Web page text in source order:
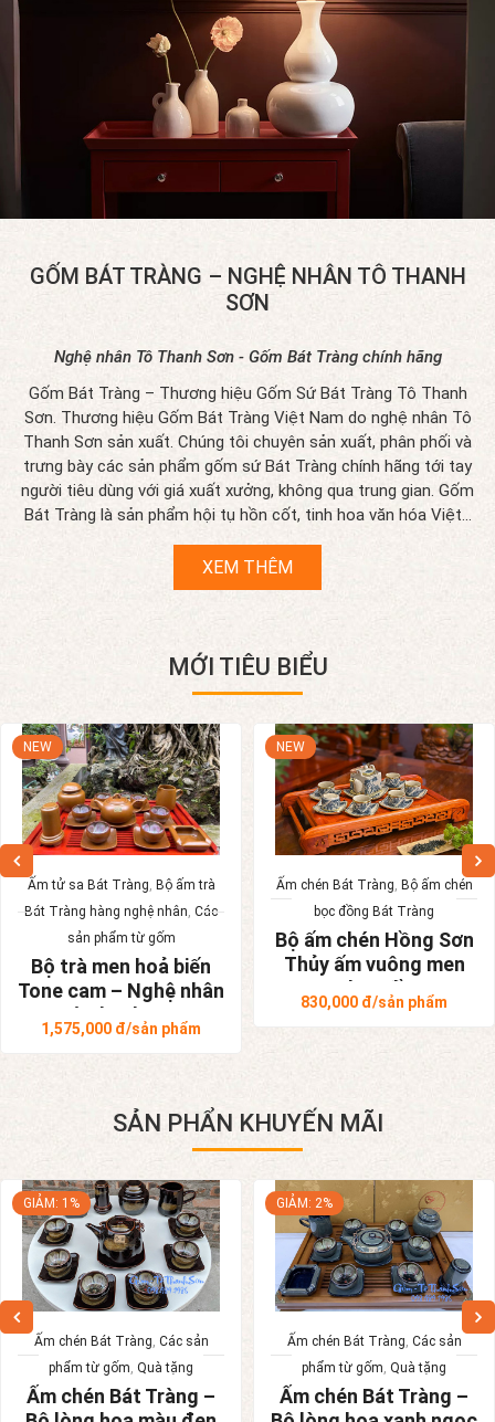
GỐM BÁT TRÀNG – NGHỆ NHÂN TÔ THANH
SƠN
Nghệ nhân Tô Thanh Sơn - Gốm Bát Tràng chính hãng
Gốm Bát Tràng – Thương hiệu Gốm Sứ Bát Tràng Tô Thanh
Sơn. Thương hiệu Gốm Bát Tràng Việt Nam do nghệ nhân Tô
Thanh Sơn sản xuất. Chúng tôi chuyên sản xuất, phân phối và
trưng bày các sản phẩm gốm sứ Bát Tràng chính hãng tới tay
người tiêu dùng với giá xuất xưởng, không qua trung gian. Gốm
Bát Tràng là sản phẩm hội tụ hồn cốt, tinh hoa văn hóa Việt...
XEM THÊM
MỚI TIÊU BIỂU
NEW
Ấm tử sa Bát Tràng Bộ ấm trà
Bát Tràng hàng nghệ nhân Các
sản phẩm từ gốm
Bộ trà men hoả biến
Tone cam – Nghệ nhân
Tô Thanh Sơn
1,575,000 đ/sản phẩm
NEW
Ấm chén Bát Tràng Bộ ấm chén
bọc đồng Bát Tràng
Bộ ấm chén Hồng Sơn
Thủy ấm vuông men
rạn bọc đồng
830,000 đ/sản phẩm
SẢN PHẨN KHUYẾN MÃI
GIẢM: 1%
Ấm chén Bát Tràng Các sản
phẩm từ gốm Quà tặng
Ấm chén Bát Tràng –
GIẢM: 2%
Ấm chén Bát Tràng Các sản
phẩm từ gốm Quà tặng
Ấm chén Bát Tràng –